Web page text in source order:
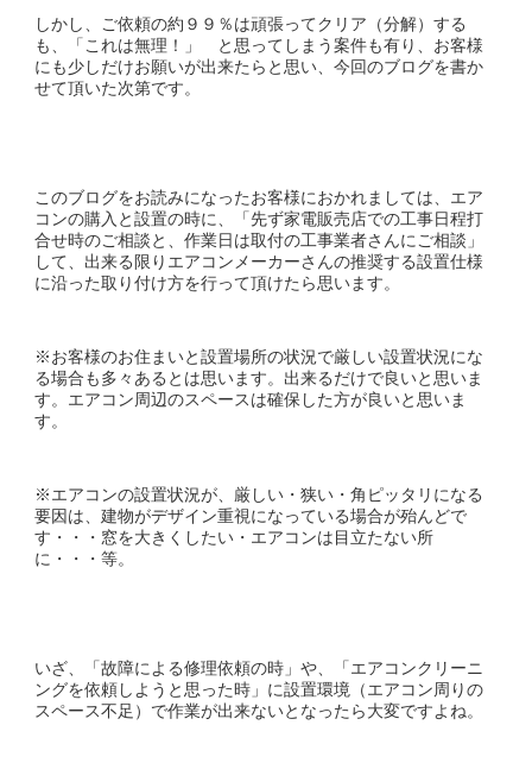
しかし、ご依頼の約９９％は頑張ってクリア（分解）する
も、「これは無理！」 と思ってしまう案件も有り、お客様
にも少しだけお願いが出来たらと思い、今回のブログを書か
せて頂いた次第です。
このブログをお読みになったお客様におかれましては、エア
コンの購入と設置の時に、「先ず家電販売店での工事日程打
合せ時のご相談と、作業日は取付の工事業者さんにご相談」
して、出来る限りエアコンメーカーさんの推奨する設置仕様
に沿った取り付け方を行って頂けたら思います。
※お客様のお住まいと設置場所の状況で厳しい設置状況にな
る場合も多々あるとは思います。出来るだけで良いと思いま
す。エアコン周辺のスペースは確保した方が良いと思いま
す。
※エアコンの設置状況が、厳しい・狭い・角ピッタリになる
要因は、建物がデザイン重視になっている場合が殆んどで
す・・・窓を大きくしたい・エアコンは目立たない所
に・・・等。
いざ、「故障による修理依頼の時」や、「エアコンクリーニ
ングを依頼しようと思った時」に設置環境（エアコン周りの
スペース不足）で作業が出来ないとなったら大変ですよね。